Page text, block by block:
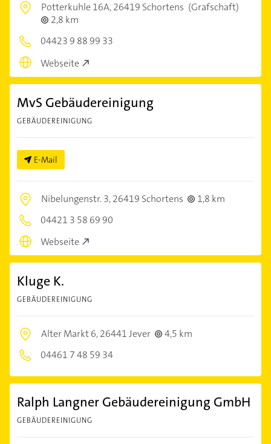
Potterkuhle 16A,26419 Schortens (Grafschaft)
2,8 km
04423 9 88 99 33
Webseite
MvS Gebäudereinigung
GEBÄUDEREINIGUNG
E-Mail
Nibelungenstr. 3,26419 Schortens
1,8 km
04421 3 58 69 90
Webseite
Kluge K.
GEBÄUDEREINIGUNG
Alter Markt 6,26441 Jever
4,5 km
04461 7 48 59 34
Ralph Langner Gebäudereinigung GmbH
GEBÄUDEREINIGUNG